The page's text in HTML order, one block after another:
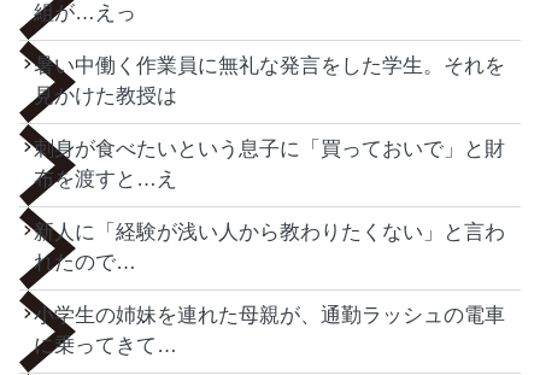
組が…えっ
暑い中働く作業員に無礼な発言をした学生。それを
見かけた教授は
刺身が食べたいという息子に「買っておいで」と財
布を渡すと…え
新人に「経験が浅い人から教わりたくない」と言わ
れたので…
小学生の姉妹を連れた母親が、通勤ラッシュの電車
に乗ってきて…